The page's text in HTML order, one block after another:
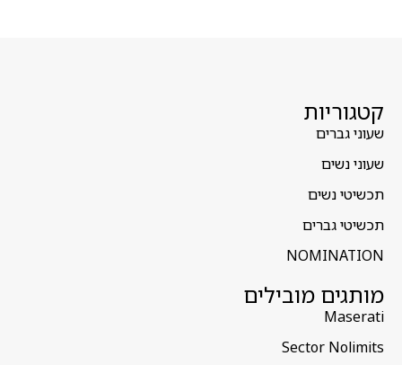
קטגוריות
שעוני גברים
שעוני נשים
תכשיטי נשים
תכשיטי גברים
NOMINATION
מותגים מובילים
Maserati
Sector Nolimits